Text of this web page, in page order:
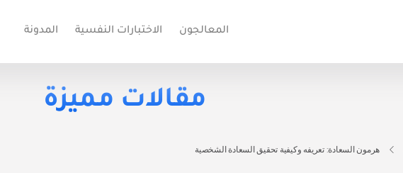
المعالجون الاختبارات النفسية المدونة
مقالات مميزة
هرمون السعادة: تعريفه وكيفية تحقيق السعادة الشخصية